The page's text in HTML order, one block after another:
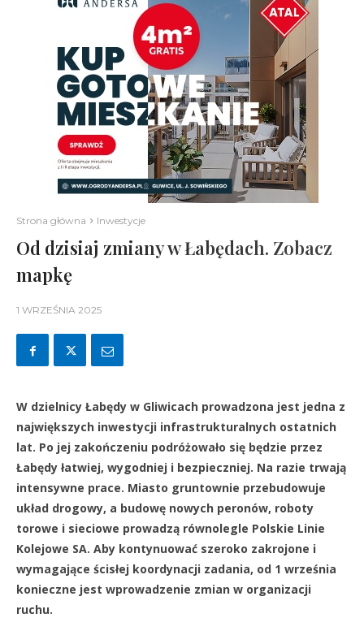
Strona główna Inwestycje
Od dzisiaj zmiany w Łabędach. Zobacz
mapkę
1 WRZEŚNIA 2025
W dzielnicy Łabędy w Gliwicach prowadzona jest jedna z
największych inwestycji infrastrukturalnych ostatnich
lat. Po jej zakończeniu podróżowało się będzie przez
Łabędy łatwiej, wygodniej i bezpieczniej. Na razie trwają
intensywne prace. Miasto gruntownie przebudowuje
układ drogowy, a budowę nowych peronów, roboty
torowe i sieciowe prowadzą równolegle Polskie Linie
Kolejowe SA. Aby kontynuować szeroko zakrojone i
wymagające ścisłej koordynacji zadania, od 1 września
konieczne jest wprowadzenie zmian w organizacji
ruchu.